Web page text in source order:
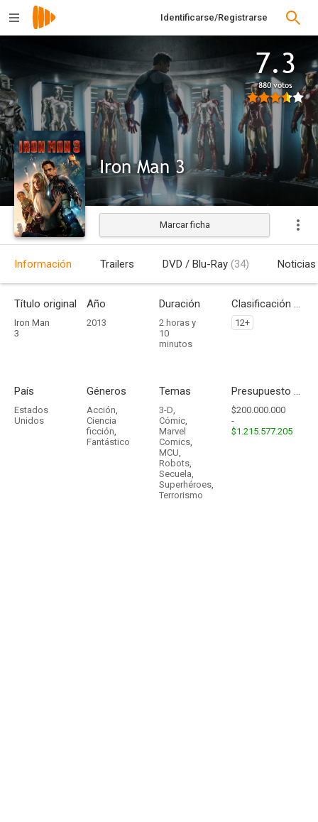
Identificarse/Registrarse
7.3
880 votos
Iron Man 3
Estrenada
Marcar ficha
Información Trailers DVD / Blu-Ray (34) Noticias
Título original
Iron Man
3
Año
2013
Duración
2 horas y
10
minutos
Clasificación por edades
12+
País
Estados
Unidos
Géneros
Acción,
Ciencia
ficción,
Fantástico
Temas
3-D,
Cómic,
Marvel
Comics,
MCU,
Robots,
Secuela,
Superhéroes,
Terrorismo
Presupuesto - Ingresos
$200.000.000
-
$1.215.577.205